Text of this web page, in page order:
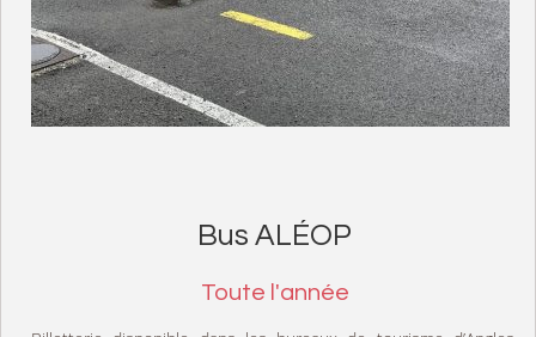
Bus ALÉOP
Toute l'année